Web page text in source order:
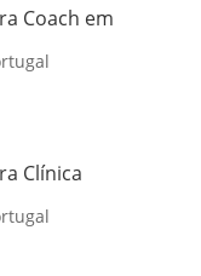
Coach em
Clínica